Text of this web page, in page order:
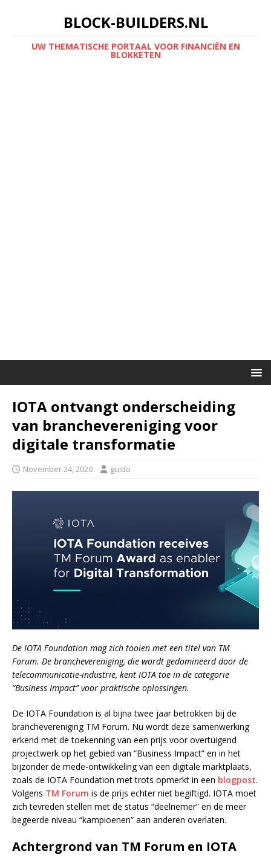
BLOCK-BUILDERS.NL
UW THEMATISCHE PORTAAL VOOR FINANCIËN EN
BLOKKETEN
IOTA ontvangt onderscheiding
van branchevereniging voor
digitale transformatie
November 24, 2020 guido
De IOTA Foundation mag zich tooien met een titel van TM
Forum. De branchevereniging, die wordt gedomineerd door de
telecommunicatie-industrie, kent IOTA toe in de categorie
“Business Impact” voor praktische oplossingen.
De IOTA Foundation is al bijna twee jaar betrokken bij de
branchevereniging TM Forum. Nu wordt deze samenwerking
erkend met de toekenning van een prijs voor overtuigend
projectwerk op het gebied van “Business Impact” en in het
bijzonder de mede-ontwikkeling van een digitale marktplaats,
zoals de IOTA Foundation met trots opmerkt in een blogpost.
Volgens TM Forum is de prijs echter niet begiftigd. IOTA moet
zich tevreden stellen met de status “deelnemer” en de meer
begeerde niveau “kampioenen” aan anderen overlaten.
Achtergrond van TM Forum en IOTA